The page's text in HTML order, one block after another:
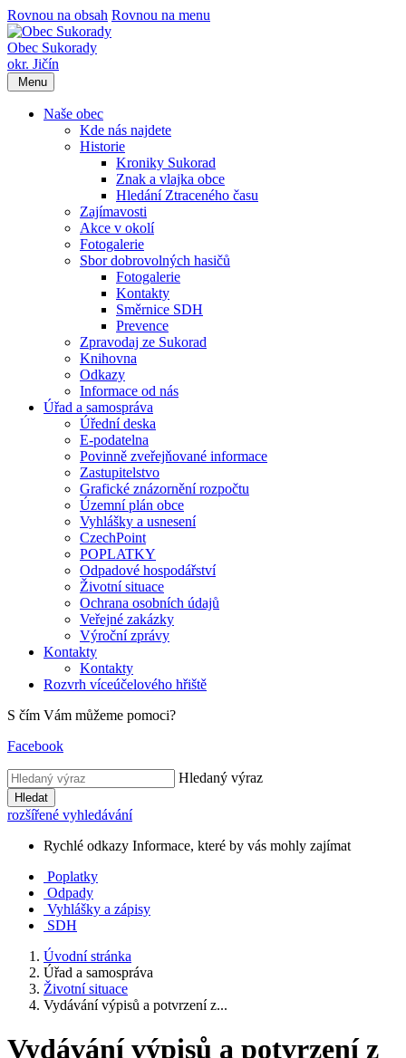
Rovnou na obsah Rovnou na menu
Obec Sukorady
okr. Jičín
Menu
Naše obec
Kde nás najdete
Historie
Kroniky Sukorad
Znak a vlajka obce
Hledání Ztraceného času
Zajímavosti
Akce v okolí
Fotogalerie
Sbor dobrovolných hasičů
Fotogalerie
Kontakty
Směrnice SDH
Prevence
Zpravodaj ze Sukorad
Knihovna
Odkazy
Informace od nás
Úřad a samospráva
Úřední deska
E-podatelna
Povinně zveřejňované informace
Zastupitelstvo
Grafické znázornění rozpočtu
Územní plán obce
Vyhlášky a usnesení
CzechPoint
POPLATKY
Odpadové hospodářství
Životní situace
Ochrana osobních údajů
Veřejné zakázky
Výroční zprávy
Kontakty
Kontakty
Rozvrh víceúčelového hřiště
S čím Vám můžeme pomoci?
Facebook
Hledaný výraz
Hledat
rozšířené vyhledávání
Rychlé odkazy Informace, které by vás mohly zajímat
Poplatky
Odpady
Vyhlášky a zápisy
SDH
Úvodní stránka
Úřad a samospráva
Životní situace
Vydávání výpisů a potvrzení z...
Vydávání výpisů a potvrzení z